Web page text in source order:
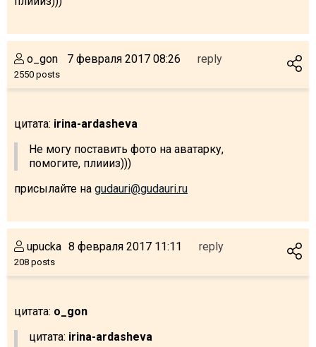
o_gon
2550 posts
7 февраля 2017 08:26 reply
цитата: irina-ardasheva
Не могу поставить фото на аватарку,
помогите, плиииз)))
присылайте на gudauri@gudauri.ru
upucka
208 posts
8 февраля 2017 11:11 reply
цитата: o_gon
цитата: irina-ardasheva